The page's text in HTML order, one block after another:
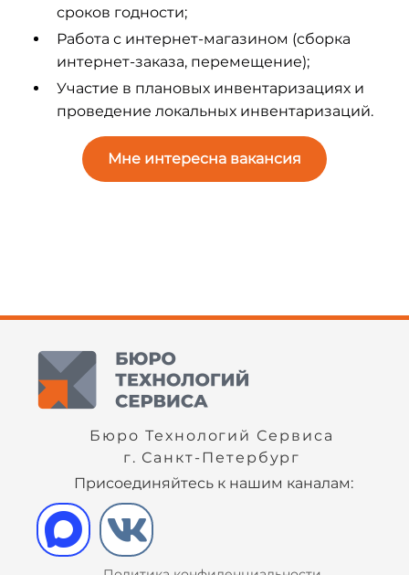
сроков годности;
Работа с интернет-магазином (сборка
интернет-заказа, перемещение);
Участие в плановых инвентаризациях и
проведение локальных инвентаризаций.
Мне интересна вакансия
Бюро Технологий Сервиса
г. Санкт-Петербург
Присоединяйтесь к нашим каналам: